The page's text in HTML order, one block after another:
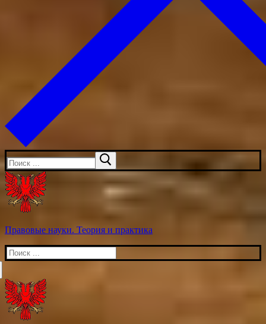
Искать:
Правовые науки. Теория и практика
Искать: